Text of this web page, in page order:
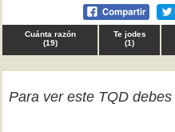
Cuánta razón
(19)
Te jodes
(1)
Para ver este TQD debes